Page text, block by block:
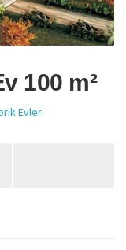
100 m²
Evler